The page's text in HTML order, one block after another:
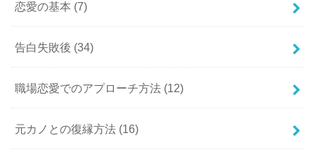
恋愛の基本 (7)
告白失敗後 (34)
職場恋愛でのアプローチ方法 (12)
元カノとの復縁方法 (16)